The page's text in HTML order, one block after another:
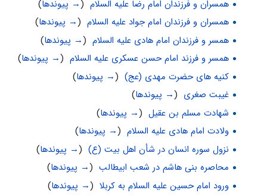
همسران و فرزندان امام رضا علیه السلام‏
(→ پیوندها)
همسران و فرزندان امام جواد علیه السلام‏
(→ پیوندها)
همسر و فرزندان امام هادی علیه السلام‏
(→ پیوندها)
همسر و فرزند امام حسن عسکری علیه السلام‏
(→ پیوندها)
کنیه های حضرت مهدی (عج)‏
(→ پیوندها)
غیبت صغری (→ پیوندها)
شهادت مسلم بن عقیل‏
(→ پیوندها)
ولادت امام هادی علیه السلام‏
(→ پیوندها)
نزول سوره انسان در شأن اهل بیت (ع)‏
(→ پیوندها)
محاصره بنی هاشم در شعب ابیطالب‏
(→ پیوندها)
ورود امام حسین علیه السلام به کربلا‏
(→ پیوندها)